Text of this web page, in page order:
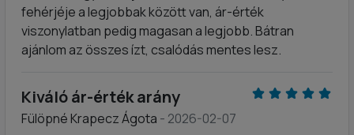
fehérjéje a legjobbak között van, ár-érték
viszonylatban pedig magasan a legjobb. Bátran
ajánlom az összes ízt, csalódás mentes lesz.
Kiváló ár-érték arány
Fülöpné Krapecz Ágota - 2026-02-07